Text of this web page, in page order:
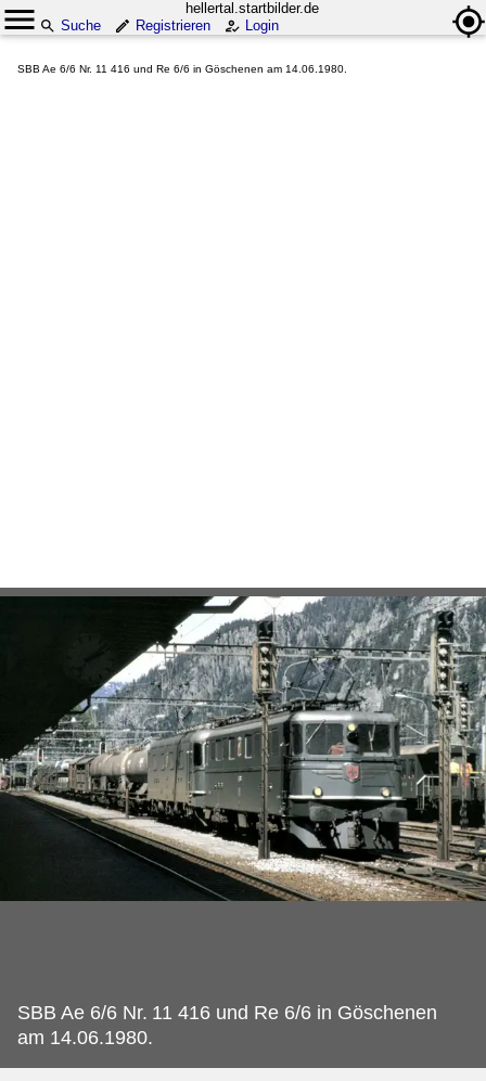
hellertal.startbilder.de
Suche
Registrieren Login
SBB Ae 6/6 Nr. 11 416 und Re 6/6 in Göschenen am 14.06.1980.
SBB Ae 6/6 Nr. 11 416 und Re 6/6 in Göschenen
am 14.06.1980.